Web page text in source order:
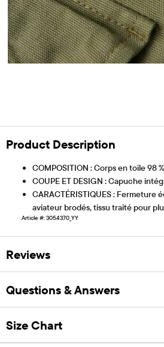
Product Description
COMPOSITION : Corps en toile 98
COUPE ET DESIGN : Capuche
CARACTÉRISTIQUES :
aviateur brodés, tissu traité pour
Article #: 3054370_YY
Reviews
Questions & Answers
Size Chart